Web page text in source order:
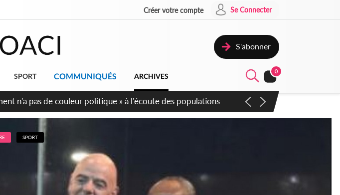
Créer votre compte Se Connecter
S'abonner
SPORT COMMUNIQUÉS ARCHIVES
0
issus de groupes armés
SPORT